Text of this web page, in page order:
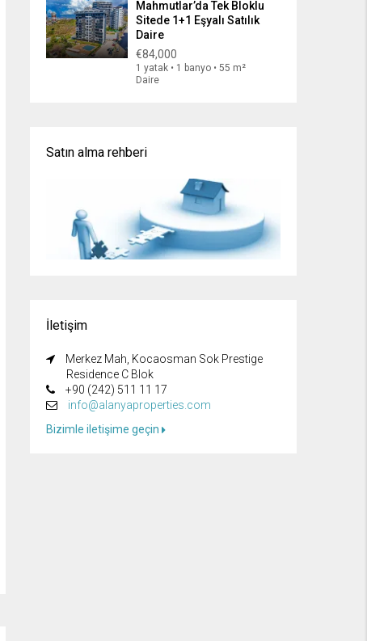
Mahmutlar’da Tek Bloklu
Sitede 1+1 Eşyalı Satılık
Daire
€84,000
1 yatak • 1 banyo • 55 m²
Daire
Satın alma rehberi
İletişim
Merkez Mah, Kocaosman Sok Prestige
Residence C Blok
+90 (242) 511 11 17
info@alanyaproperties.com
Bizimle iletişime geçin